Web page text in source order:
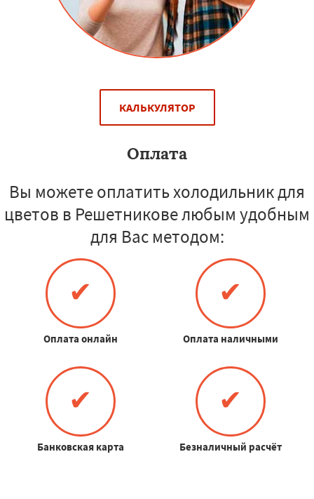
КАЛЬКУЛЯТОР
Оплата
Вы можете оплатить холодильник для
цветов в Решетникове любым удобным
для Вас методом:
✔
Оплата онлайн
✔
Оплата наличными
✔
Банковская карта
✔
Безналичный расчёт